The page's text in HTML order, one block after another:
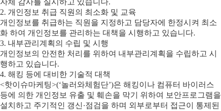
자체 감사를 실시하고 있습니다.
2. 개인정보 취급 직원의 최소화 및 교육
개인정보를 취급하는 직원을 지정하고 담당자에 한정시켜 최소
화 하여 개인정보를 관리하는 대책을 시행하고 있습니다.
3. 내부관리계획의 수립 및 시행
개인정보의 안전한 처리를 위하여 내부관리계획을 수립하고 시
행하고 있습니다.
4. 해킹 등에 대비한 기술적 대책
<핫이슈마케팅>(‘놀러와체험단’)은 해킹이나 컴퓨터 바이러스
등에 의한 개인정보 유출 및 훼손을 막기 위하여 보안프로그램을
설치하고 주기적인 갱신·점검을 하며 외부로부터 접근이 통제된